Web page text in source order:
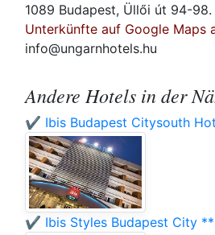
1089 Budapest, Üllői út 94-98.
Unterkünfte auf Google Maps
info@ungarnhotels.hu
Andere Hotels in der
✔️ Ibis Budapest Citysouth
✔️ Ibis Styles Budapest City